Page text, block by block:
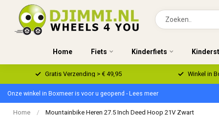
Home Fiets Kinderfiets
Gratis Verzending > € 49,95 Winkel in
Onze winkel in Boxmeer is voor u geopend - Lees meer
Home / Mountainbike Heren 27.5 Inch Deed Hoop 21V Zwart